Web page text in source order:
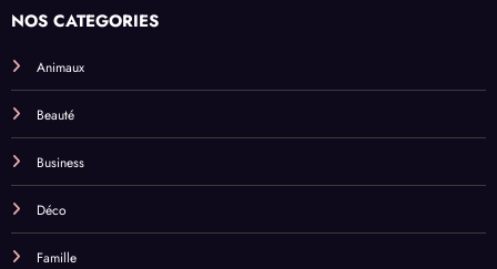
NOS CATEGORIES
Animaux
Beauté
Business
Déco
Famille